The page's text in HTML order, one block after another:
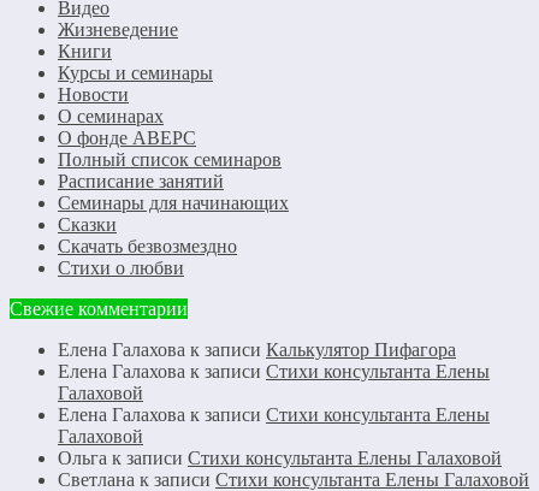
Видео
Жизневедение
Книги
Курсы и семинары
Новости
О семинарах
О фонде АВЕРС
Полный список семинаров
Расписание занятий
Семинары для начинающих
Сказки
Скачать безвозмездно
Стихи о любви
Свежие комментарии
Елена Галахова к записи Калькулятор Пифагора
Елена Галахова к записи Стихи консультанта Елены
Галаховой
Елена Галахова к записи Стихи консультанта Елены
Галаховой
Ольга к записи Стихи консультанта Елены Галаховой
Светлана к записи Стихи консультанта Елены Галаховой